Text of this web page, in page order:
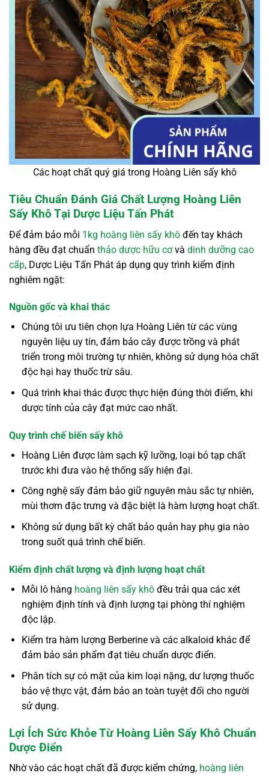
Các hoạt chất quý giá trong Hoàng Liên sấy khô
Tiêu Chuẩn Đánh Giá Chất Lượng Hoàng Liên
Sấy Khô Tại Dược Liệu Tấn Phát
Để đảm bảo mỗi 1kg hoàng liên sấy khô đến tay khách
hàng đều đạt chuẩn thảo dược hữu cơvà dinh dưỡng cao
cấp, Dược Liệu Tấn Phát áp dụng quy trình kiểm định
nghiêm ngặt:
Nguồn gốc và khai thác
Chúng tôi ưu tiên chọn lựa Hoàng Liên từ các vùng
nguyên liệu uy tín, đảm bảo cây được trồng và phát
triển trong môi trường tự nhiên, không sử dụng hóa chất
độc hại hay thuốc trừ sâu.
Quá trình khai thác được thực hiện đúng thời điểm, khi
dược tính của cây đạt mức cao nhất.
Quy trình chế biến sấy khô
Hoàng Liên được làm sạch kỹ lưỡng, loại bỏ tạp chất
trước khi đưa vào hệ thống sấy hiện đại.
Công nghệ sấy đảm bảo giữ nguyên màu sắc tự nhiên,
mùi thơm đặc trưng và đặc biệt là hàm lượng hoạt chất.
Không sử dụng bất kỳ chất bảo quản hay phụ gia nào
trong suốt quá trình chế biến.
Kiểm định chất lượng và định lượng hoạt chất
Mỗi lô hàng hoàng liên sấy khôđều trải qua các xét
nghiệm định tính và định lượng tại phòng thí nghiệm
độc lập.
Kiểm tra hàm lượng Berberine và các alkaloid khác để
đảm bảo sản phẩm đạt tiêu chuẩn dược điển.
Phân tích sự có mặt của kim loại nặng, dư lượng thuốc
bảo vệ thực vật, đảm bảo an toàn tuyệt đối cho người
sử dụng.
Lợi Ích Sức Khỏe Từ Hoàng Liên Sấy Khô Chuẩn
Dược Điển
Nhờ vào các hoạt chất đã được kiểm chứng, hoàng liên